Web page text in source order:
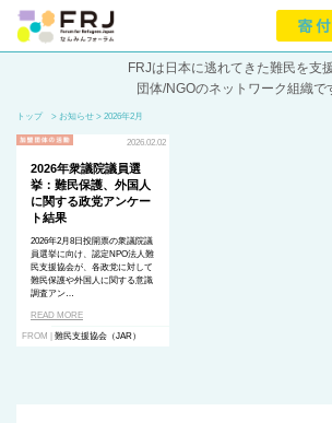
FRJは日本に逃れてきた難民を支
団体/NGOのネットワーク組織で
トップ > お知らせ > 2026年2月
2026.02.02
2026年衆議院議員選
挙：難民保護、外国人
に関する政党アンケー
ト結果
2026年2月8日投開票の衆議院議
員選挙に向け、認定NPO法人難
民支援協会が、各政党に対して
難民保護や外国人に関する意識
調査アン…
READ MORE
FROM | 難民支援協会（JAR）